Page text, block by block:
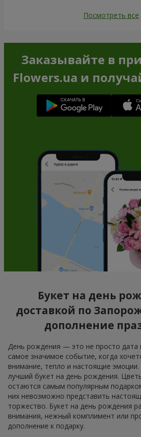
Посмотреть все
Заказывайте в
Flowers.ua и
Букет на день
доставкой по
дополнение
День рождения — это не просто дата
самое значимое событие, когда
внимание, тепло и настоящие
лучший букет на день рождения.
остаются самым популярным
них невозможно представить
торжество. Букет на день рождения
внимания, нежный комплимент или
дополнение к подарку.